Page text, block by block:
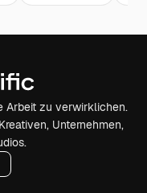
Arbeit zu verwirklichen.
Unternehmen,